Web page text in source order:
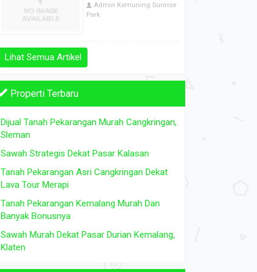
Admin Kemuning Sunrise
Park
Lihat Semua Artikel
Properti Terbaru
Dijual Tanah Pekarangan Murah Cangkringan,
Sleman
Sawah Strategis Dekat Pasar Kalasan
Tanah Pekarangan Asri Cangkringan Dekat
Lava Tour Merapi
Tanah Pekarangan Kemalang Murah Dan
Banyak Bonusnya
Sawah Murah Dekat Pasar Durian Kemalang,
Klaten